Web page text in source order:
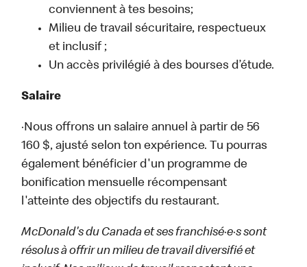
conviennent à tes besoins;
Milieu de travail sécuritaire, respectueux
et inclusif ;
Un accès privilégié à des bourses d’étude.
Salaire
·Nous offrons un salaire annuel à partir de 56
160 $, ajusté selon ton expérience. Tu pourras
également bénéficier d'un programme de
bonification mensuelle récompensant
l'atteinte des objectifs du restaurant.
McDonald's du Canada et ses franchisé·e·s sont
résolus à offrir un milieu de travail diversifié et